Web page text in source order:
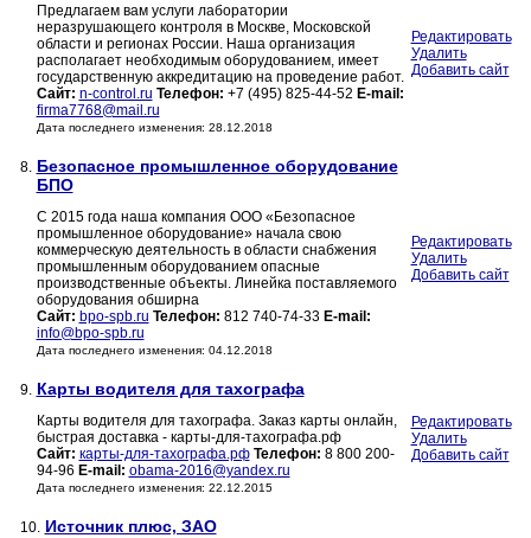
Предлагаем вам услуги лаборатории
неразрушающего контроля в Москве, Московской
области и регионах России. Наша организация
располагает необходимым оборудованием, имеет
государственную аккредитацию на проведение работ.
Сайт: n-control.ru Телефон: +7 (495) 825-44-52 E-mail:
firma7768@mail.ru
Дата последнего изменения: 28.12.2018
Редактировать
Удалить
Добавить сайт
8. Безопасное промышленное оборудование
БПО
С 2015 года наша компания ООО «Безопасное
промышленное оборудование» начала свою
коммерческую деятельность в области снабжения
промышленным оборудованием опасные
производственные объекты. Линейка поставляемого
оборудования обширна
Сайт: bpo-spb.ru Телефон: 812 740-74-33 E-mail:
info@bpo-spb.ru
Дата последнего изменения: 04.12.2018
Редактировать
Удалить
Добавить сайт
9. Карты водителя для тахографа
Карты водителя для тахографа. Заказ карты онлайн,
быстрая доставка - карты-для-тахографа.рф
Сайт: карты-для-тахографа.рф Телефон: 8 800 200-
94-96 E-mail: obama-2016@yandex.ru
Дата последнего изменения: 22.12.2015
Редактировать
Удалить
Добавить сайт
10. Источник плюс, ЗАО